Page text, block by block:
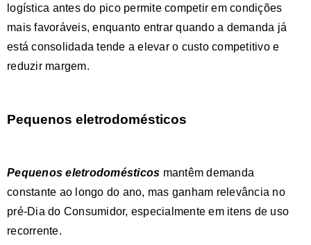
logística antes do pico permite competir em condições
mais favoráveis, enquanto entrar quando a demanda já
está consolidada tende a elevar o custo competitivo e
reduzir margem.
Pequenos eletrodomésticos
Pequenos eletrodomésticos mantêm demanda
constante ao longo do ano, mas ganham relevância no
pré-Dia do Consumidor, especialmente em itens de uso
recorrente.